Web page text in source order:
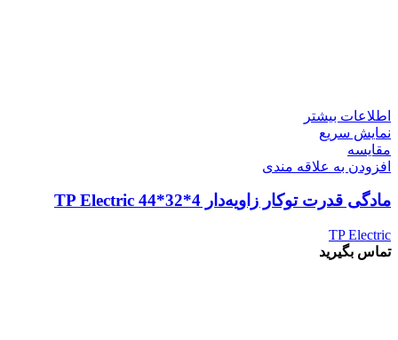
اطلاعات بیشتر
نمایش سریع
مقايسه
افزودن به علاقه مندی
مادگی قدرت توکار زاویه‌دار 4*32*44 TP Electric
TP Electric
تماس بگیرید